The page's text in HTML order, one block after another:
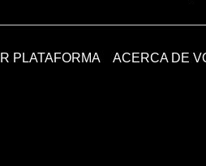
PLATAFORMA ACERCA DE